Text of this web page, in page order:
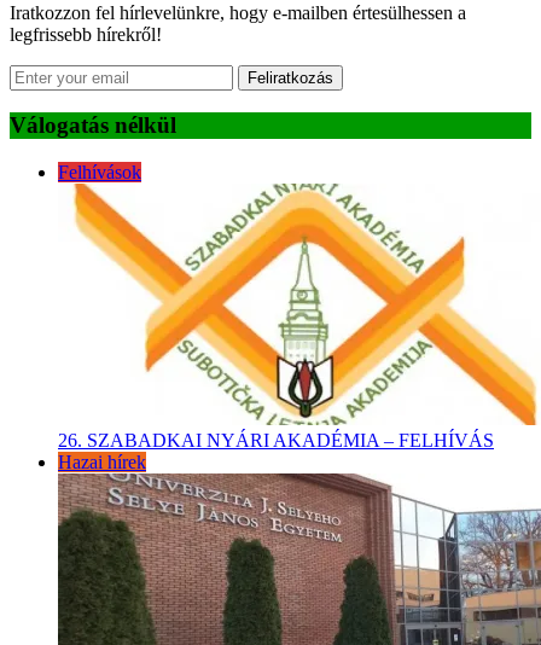
Iratkozzon fel hírlevelünkre, hogy e-mailben értesülhessen a
legfrissebb hírekről!
Feliratkozás
Válogatás nélkül
Felhívások
26. SZABADKAI NYÁRI AKADÉMIA – FELHÍVÁS
Hazai hírek